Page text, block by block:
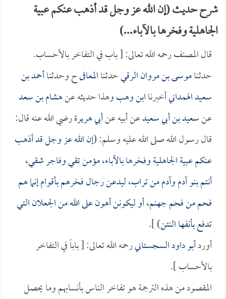
شرح حديث (إن الله عز وجل قد أذهب عنكم عبية
الجاهلية وفخرها بالآباء...)
قال المصنف رحمه الله تعالى: [ باب في التفاخر بالأحساب.
حدثناموسى بن مروان الرقيحدثناالمعافىح وحدثناأحمد بن
سعيد الهمدانيأخبرناابن وهبوهذا حديثه عنهشام بن سعد
عنسعيد بن أبي سعيدعن أبيه عنأبي هريرةرضي الله عنه قال:
قال رسول الله صلى الله عليه وسلم: (إن الله عز وجل قد أذهب
عنكم عبية الجاهلية وفخرها بالآباء، مؤمن تقي وفاجر شقي،
أنتم بنو آدم وآدم من تراب، ليدعن رجال فخرهم بأقوام إنما هم
فحم من فحم جهنم، أو ليكونن أهون على الله من الجعلان التي
تدفع بأنفها النتن) ].
أوردأبو داود السجستانيرحمه الله تعالى: [ باباً في التفاخر
بالأحساب ].
المقصود من هذه الترجمة هو تفاخر الناس بأنسابهم وما يحصل